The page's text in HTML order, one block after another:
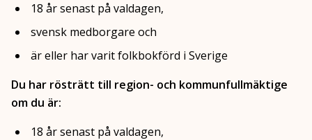
18 år senast på valdagen,
svensk medborgare och
är eller har varit folkbokförd i Sverige
Du har rösträtt till region- och kommunfullmäktige
om du är:
18 år senast på valdagen,